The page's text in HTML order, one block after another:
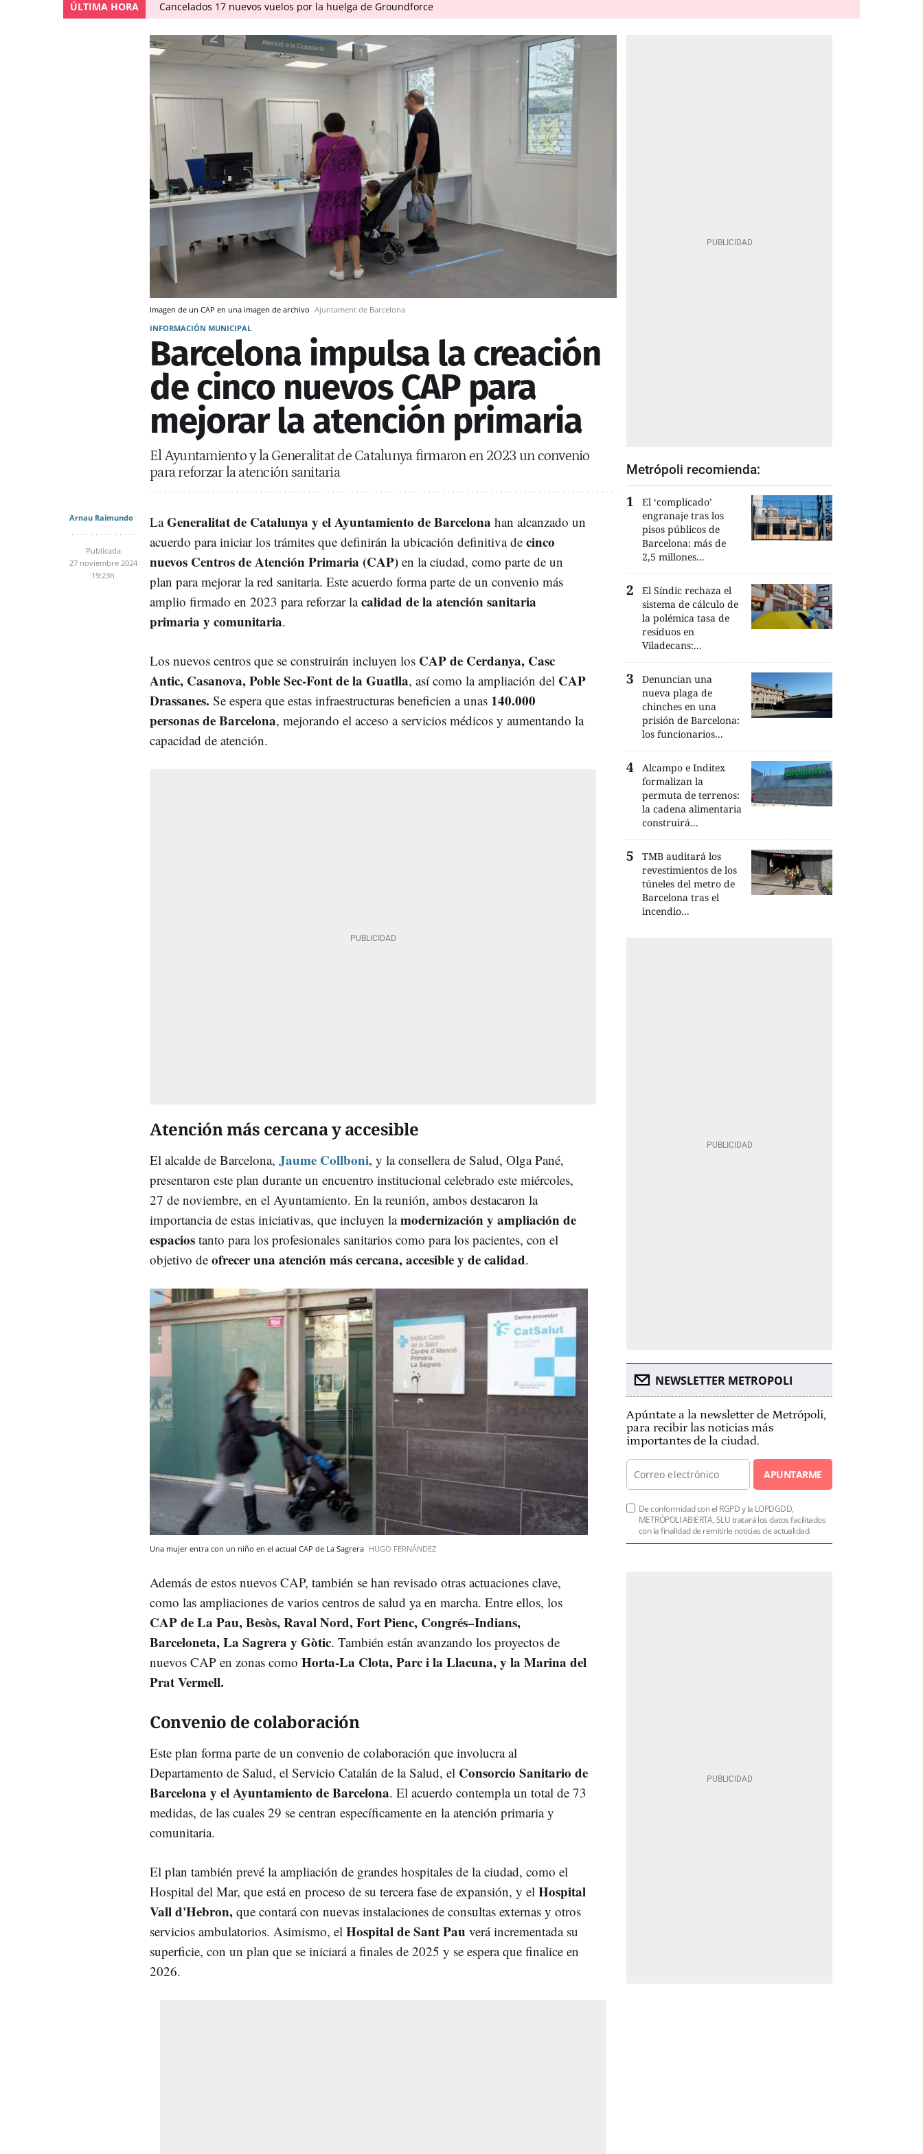
ÚLTIMA HORA Cancelados 17 nuevos vuelos por la huelga de Groundforce
Imagen de un CAP en una imagen de archivo Ajuntament de Barcelona
INFORMACIÓN MUNICIPAL
Barcelona impulsa la creación
de cinco nuevos CAP para
mejorar la atención primaria
El Ayuntamiento y la Generalitat de Catalunya firmaron en 2023 un convenio
para reforzar la atención sanitaria
Arnau Raimundo
Publicada
27 noviembre 2024
19:23h
LaGeneralitat de Catalunya y el Ayuntamiento de Barcelona han alcanzado un
acuerdo para iniciar los trámites que definirán la ubicación definitiva de cinco
nuevos Centros de Atención Primaria (CAP) en la ciudad, como parte de un
plan para mejorar la red sanitaria. Este acuerdo forma parte de un convenio más
amplio firmado en 2023 para reforzar lacalidad de la atención sanitaria
primaria y comunitaria.
Los nuevos centros que se construirán incluyen los CAP de Cerdanya, Casc
Antic, Casanova, Poble Sec-Font de la Guatlla, así como la ampliación del CAP
Drassanes. Se espera que estas infraestructuras beneficien a unas 140.000
personas de Barcelona, mejorando el acceso a servicios médicos y aumentando la
capacidad de atención.
Atención más cercana y accesible
El alcalde de Barcelona, Jaume Collboni, y la consellera de Salud, Olga Pané,
presentaron este plan durante un encuentro institucional celebrado este miércoles,
27 de noviembre, en el Ayuntamiento. En la reunión, ambos destacaron la
importancia de estas iniciativas, que incluyen lamodernización y ampliación de
espacios tanto para los profesionales sanitarios como para los pacientes, con el
objetivo de ofrecer una atención más cercana, accesible y de calidad.
Una mujer entra con un niño en el actual CAP de La Sagrera HUGO FERNÁNDEZ
Además de estos nuevos CAP, también se han revisado otras actuaciones clave,
como las ampliaciones de varios centros de salud ya en marcha. Entre ellos, los
CAP de La Pau, Besòs, Raval Nord, Fort Pienc, Congrés–Indians,
Barceloneta, La Sagrera y Gòtic. También están avanzando los proyectos de
nuevos CAP en zonas como Horta-La Clota, Parc i la Llacuna, y la Marina del
Prat Vermell.
Convenio de colaboración
Este plan forma parte de un convenio de colaboración que involucra al
Departamento de Salud, el Servicio Catalán de la Salud, el Consorcio Sanitario de
Barcelona y el Ayuntamiento de Barcelona. El acuerdo contempla un total de 73
medidas, de las cuales 29 se centran específicamente en la atención primaria y
comunitaria.
El plan también prevé la ampliación de grandes hospitales de la ciudad, como el
Hospital del Mar, que está en proceso de su tercera fase de expansión, y el Hospital
Vall d'Hebron, que contará con nuevas instalaciones de consultas externas y otros
servicios ambulatorios. Asimismo, el Hospital de Sant Pau verá incrementada su
superficie, con un plan que se iniciará a finales de 2025 y se espera que finalice en
2026.
Metrópoli recomienda:
El ‘complicado’
engranaje tras los
pisos públicos de
Barcelona: más de
2,5 millones...
El Síndic rechaza el
sistema de cálculo de
la polémica tasa de
residuos en
Viladecans:...
Denuncian una
nueva plaga de
chinches en una
prisión de Barcelona:
los funcionarios...
Alcampo e Inditex
formalizan la
permuta de terrenos:
la cadena alimentaria
construirá...
TMB auditará los
revestimientos de los
túneles del metro de
Barcelona tras el
incendio...
NEWSLETTER METROPOLI
Apúntate a la newsletter de Metrópoli,
para recibir las noticias más
importantes de la ciudad.
APUNTARME
De conformidad con el RGPD y la LOPDGDD,
METRÓPOLI ABIERTA, SLU tratará los datos facilitados
con la finalidad de remitirle noticias de actualidad.